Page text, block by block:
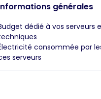
générales
dédié à vos serveurs
consommée par
serveurs